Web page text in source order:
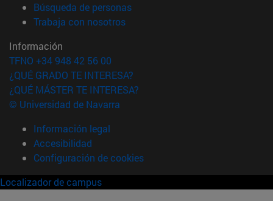
Búsqueda de personas(abre en nueva ventana)
Trabaja con nosotros(abre en nueva ventana)
Información
TFNO +34 948 42 56 00
¿QUÉ GRADO TE INTERESA?
¿QUÉ MÁSTER TE INTERESA?
© Universidad de Navarra
Información legal
Accesibilidad
Configuración de cookies
Localizador de campus